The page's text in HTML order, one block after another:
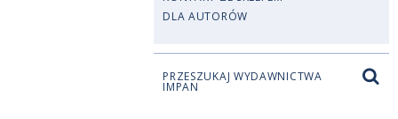
DLA AUTORÓW
PRZESZUKAJ WYDAWNICTWA
IMPAN